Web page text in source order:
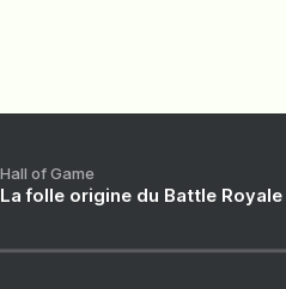
Hall of Game
La folle origine du Battle Royale